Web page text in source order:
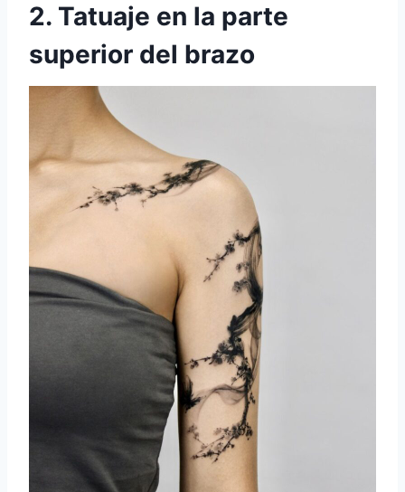
2. Tatuaje en la parte
superior del brazo